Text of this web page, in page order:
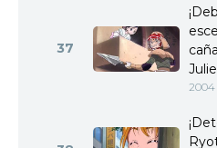
37
2004